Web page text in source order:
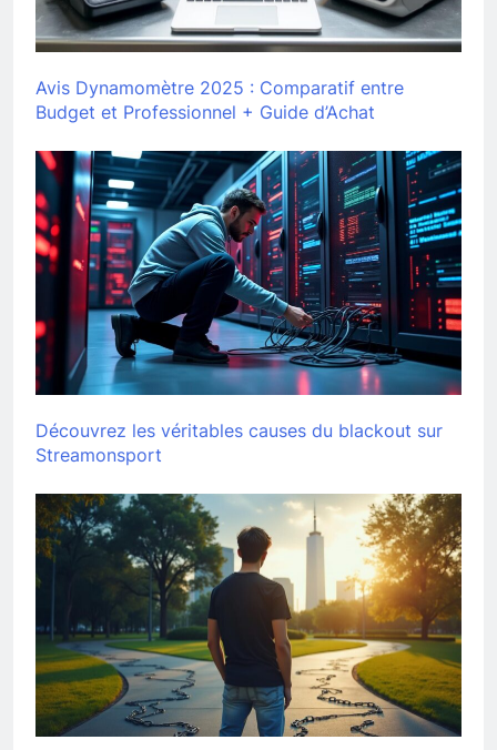
Avis Dynamomètre 2025 : Comparatif entre
Budget et Professionnel + Guide d’Achat
Découvrez les véritables causes du blackout sur
Streamonsport